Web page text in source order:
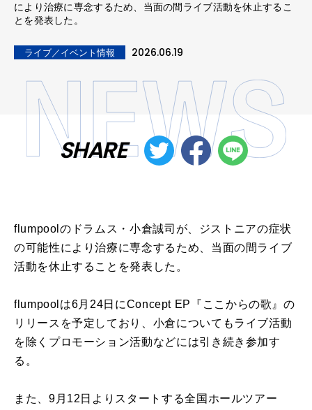
により治療に専念するため、当面の間ライブ活動を休止するこ
とを発表した。
ライブ／イベント情報 2026.06.19
SHARE
flumpoolのドラムス・小倉誠司が、ジストニアの症状
の可能性により治療に専念するため、当面の間ライブ
活動を休止することを発表した。
flumpoolは6月24日にConcept EP『ここからの歌』の
リリースを予定しており、小倉についてもライブ活動
を除くプロモーション活動などには引き続き参加す
る。
また、9月12日よりスタートする全国ホールツアー